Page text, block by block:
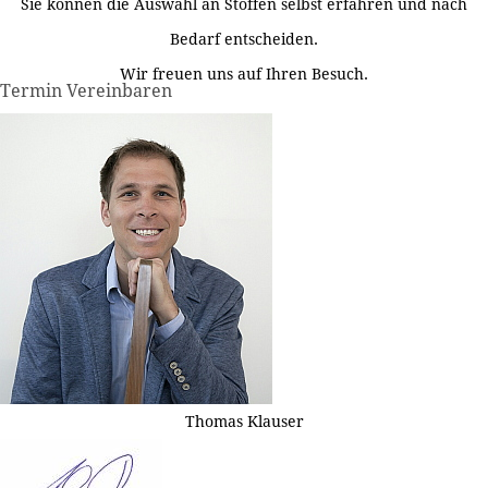
Sie können die Auswahl an Stoffen selbst erfahren und nach
Bedarf entscheiden.
Wir freuen uns auf Ihren Besuch.
Termin Vereinbaren
Thomas Klauser